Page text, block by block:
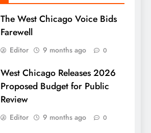
The West Chicago Voice Bids
Farewell
Editor 9 months ago 0
West Chicago Releases 2026
Proposed Budget for Public
Review
Editor 9 months ago 0